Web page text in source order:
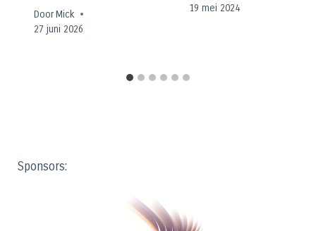
DoorMick
27 juni 2026
19 mei 2024
Sponsors: